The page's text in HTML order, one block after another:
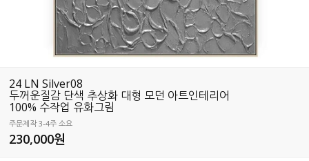
24 LN Silver08
두꺼운질감 단색 추상화 대형 모던 아트인테리어
100% 수작업 유화그림
주문제작 3-4주 소요
230,000원